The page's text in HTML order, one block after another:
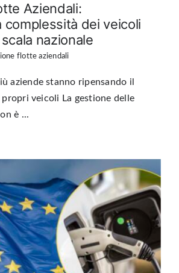
Aziendali:
complessità dei veicoli
nazionale
flotte aziendali
aziende stanno ripensando il
veicoli La gestione delle
è ...